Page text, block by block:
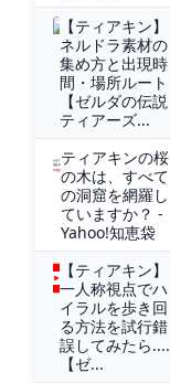
【ティアキン】
ネルドラ素材の
集め方と出現時
間・場所ルート
【ゼルダの伝説
ティアーズ...
ティアキンの桜
の木は、すべて
の洞窟を網羅し
ていますか？ -
Yahoo!知恵袋
【ティアキン】
一人称視点でハ
イラルを歩き回
る方法を試行錯
誤してみたら....
【ゼ...